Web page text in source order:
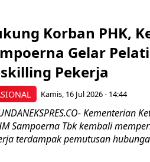
Korban PHK,
Gelar
Pekerja
Kamis, 16 Jul 2026 - 14:44
Kementerian
Sampoerna Tbk kembali
terdampak pemutusan